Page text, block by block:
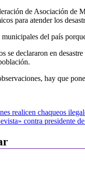
de Asociación de
para atender los
del país
se declararon en
hay que
realicen chaqueos
contra presidente